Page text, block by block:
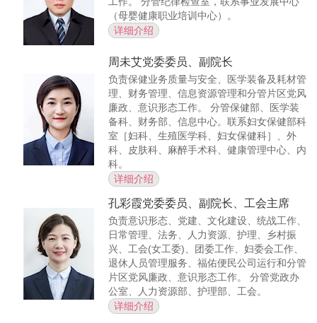
（母婴健康职业培训中心）。
详细介绍
周未艾党委委员、副院长
负责保健业务质量与安全、医学装备及耗材管
理、财务管理、信息资源管理和分管片区党风
廉政、意识形态工作。 分管保健部、医学装
备科、财务部、信息中心。联系妇女保健部科
室［妇科、生殖医学科、妇女保健科］、外
科、皮肤科、麻醉手术科、健康管理中心、内
科。
详细介绍
孔彩霞党委委员、副院长、工会主席
负责意识形态、党建、文化建设、统战工作、
日常管理、法务、人力资源、护理、乡村振
兴、工会(女工委)、团委工作、妇委会工作、
退休人员管理服务、福佑便民公司运行和分管
片区党风廉政、意识形态工作。 分管党政办
公室、人力资源部、护理部、工会。
详细介绍